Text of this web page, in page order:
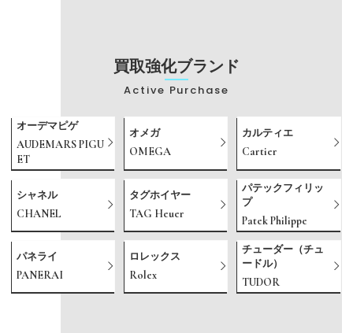
買取強化ブランド
Active Purchase
オーデマピゲ
AUDEMARS PIGU
ET
オメガ
OMEGA
カルティエ
Cartier
シャネル
CHANEL
タグホイヤー
TAG Heuer
パテックフィリッ
プ
Patek Philippe
パネライ
PANERAI
ロレックス
Rolex
チューダー（チュ
ードル）
TUDOR